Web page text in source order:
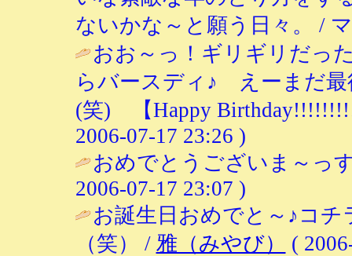
ないかな～と願う日々。 /
おお～っ！ギリギリだっ
らバースディ♪ えーまだ
(笑) 【Happy
2006-07-17 23:26 )
おめでとうございま～っ
2006-07-17 23:07 )
お誕生日おめでと～♪コ
（笑） / 雅（みやび）
(